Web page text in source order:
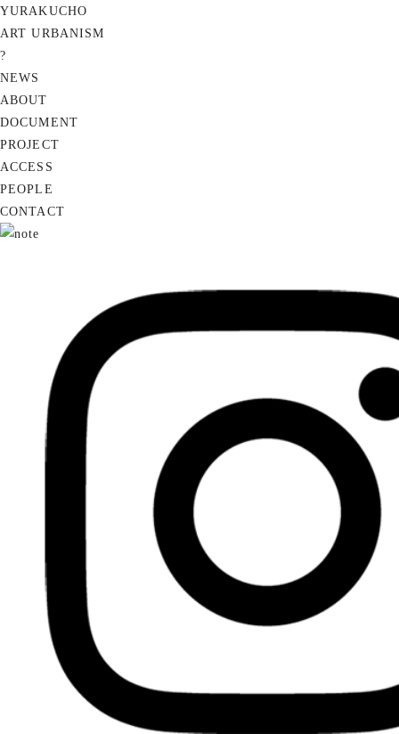
YURAKUCHO
ART URBANISM
?
NEWS
ABOUT
DOCUMENT
PROJECT
ACCESS
PEOPLE
CONTACT